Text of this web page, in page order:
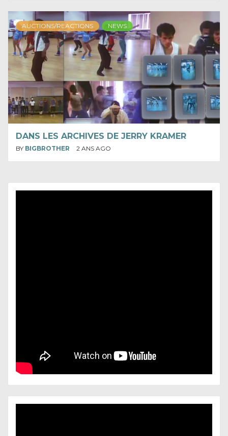
AUCTIONS/REACTIONS NEWS
DANS LES ARCHIVES DE JERRY KRAMER
BY BIGBROTHER 2 ANS AGO